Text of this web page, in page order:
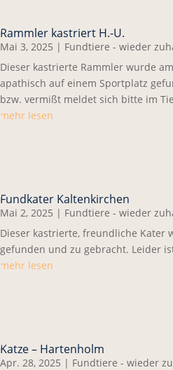
Rammler kastriert H.-U.
Mai 3, 2025 | Fundtiere - wieder
Dieser kastrierte Rammler wurde
apathisch auf einem Sportplatz
bzw. vermißt meldet sich bitte im
mehr lesen
Fundkater Kaltenkirchen
Mai 2, 2025 | Fundtiere - wieder
Dieser kastrierte, freundliche Kater
gefunden und zu gebracht. Leider
mehr lesen
Katze – Hartenholm
Apr. 28, 2025 | Fundtiere - wieder